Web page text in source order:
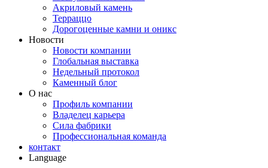
Акриловый камень
Терраццо
Дорогоценные камни и оникс
Новости
Новости компании
Глобальная выставка
Недельный протокол
Каменный блог
О нас
Профиль компании
Владелец карьера
Сила фабрики
Профессиональная команда
контакт
Language